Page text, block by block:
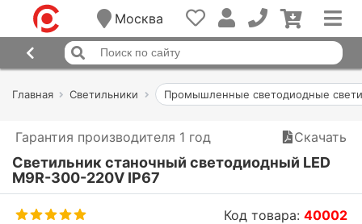
Москва
Главная Светильники Промышленные светодиодные
Гарантия производителя 1 год Скачать
Светильник станочный светодиодный LED
M9R-300-220V IP67
Код товара:40002